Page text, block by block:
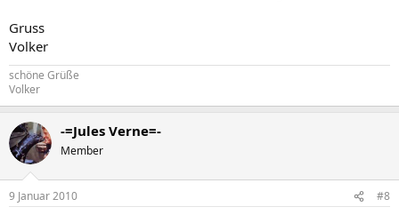
Gruss
Volker
schöne Grüße
Volker
-=Jules Verne=-
Member
9 Januar 2010 #8